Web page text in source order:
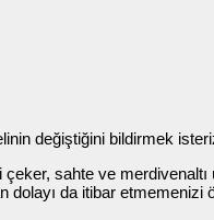
değiştiğini bildirmek
sahte ve merdivenaltı
dolayı da itibar etmemenizi